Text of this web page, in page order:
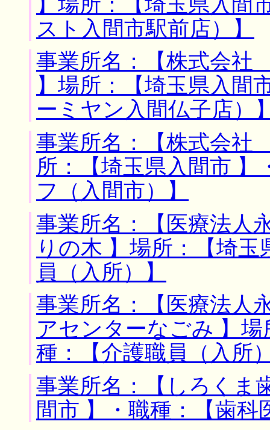
スト入間市駅前店）】
事業所名：【株式会
】場所：【埼玉県入間
ーミヤン入間仏子店）
事業所名：【株式会
所：【埼玉県入間市
フ（入間市）】
事業所名：【医療法
りの木 】場所：【埼
員（入所）】
事業所名：【医療法
アセンターなごみ 】
種：【介護職員（入所
事業所名：【しろくま
間市 】・職種：【歯科